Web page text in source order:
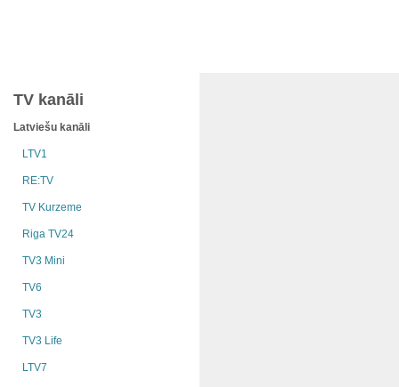
TV kanāli
Latviešu kanāli
LTV1
RE:TV
TV Kurzeme
Riga TV24
TV3 Mini
TV6
TV3
TV3 Life
LTV7